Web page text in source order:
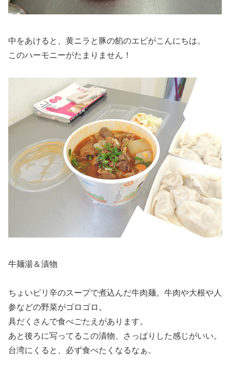
中をあけると、黄ニラと豚の餡のエビがこんにちは。
このハーモニーがたまりません！
牛麺湯＆漬物
ちょいピリ辛のスープで煮込んだ牛肉麺。牛肉や大根や人
参などの野菜がゴロゴロ。
具だくさんで食べごたえがあります。
あと後ろに写ってるこの漬物、さっぱりした感じがいい。
台湾にくると、必ず食べたくなるなぁ。